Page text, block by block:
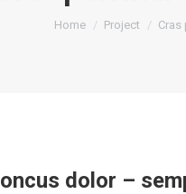
You are here:
Home Project Cras
dolor –